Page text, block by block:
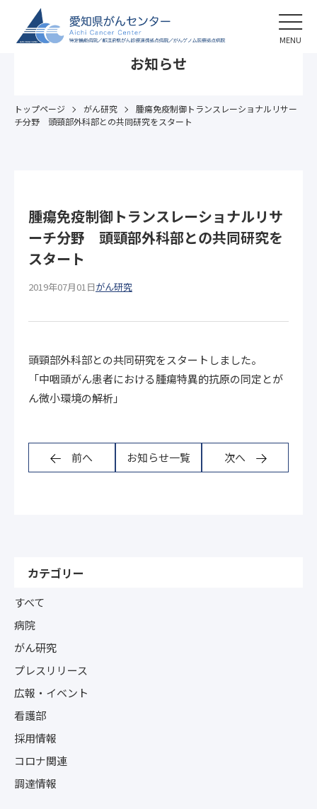
MENU
お知らせ
トップページ がん研究
腫瘍免疫制御トランスレーショナルリサー
チ分野 頭頸部外科部との共同研究をスタート
カテゴリー
すべて
病院
がん研究
プレスリリース
広報・イベント
看護部
採用情報
コロナ関連
調達情報
腫瘍免疫制御トランスレーショナルリサ
ーチ分野 頭頸部外科部との共同研究を
スタート
2019年07月01日がん研究
頭頸部外科部との共同研究をスタートしました。
「中咽頭がん患者における腫瘍特異的抗原の同定とが
ん微小環境の解析」
前へ お知らせ一覧 次へ